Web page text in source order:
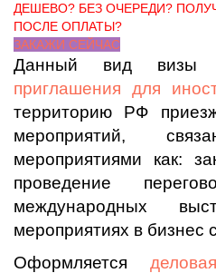
ДЕШЕВО? БЕЗ ОЧЕРЕДИ?
ПОСЛЕ ОПЛАТЫ?
ЗАКАЖИ СЕЙЧАС
Данный вид визы
приглашения для
территорию РФ
мероприятий,
мероприятиями как:
проведение
международных
мероприятиях в бизнес
Оформляется